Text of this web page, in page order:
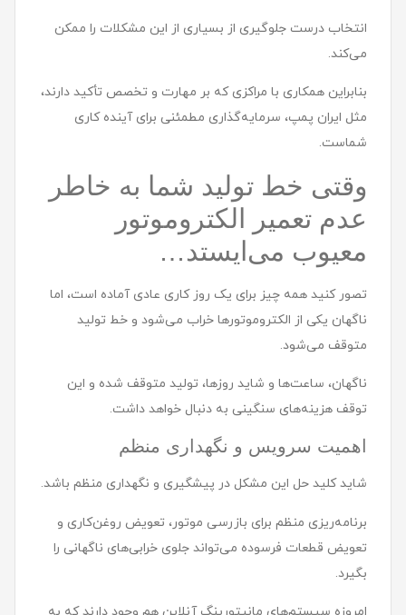
انتخاب درست جلوگیری از بسیاری از این مشکلات را ممکن
می‌کند.
بنابراین همکاری با مراکزی که بر مهارت و تخصص تأکید دارند،
مثل ایران پمپ، سرمایه‌گذاری مطمئنی برای آینده کاری
شماست.
وقتی خط تولید شما به خاطر
عدم تعمیر الکتروموتور
معیوب می‌ایستد…
تصور کنید همه چیز برای یک روز کاری عادی آماده است، اما
ناگهان یکی از الکتروموتورها خراب می‌شود و خط تولید
متوقف می‌شود.
ناگهان، ساعت‌ها و شاید روزها، تولید متوقف شده و این
توقف هزینه‌های سنگینی به دنبال خواهد داشت.
اهمیت سرویس و نگهداری منظم
شاید کلید حل این مشکل در پیشگیری و نگهداری منظم باشد.
برنامه‌ریزی منظم برای بازرسی موتور، تعویض روغن‌کاری و
تعویض قطعات فرسوده می‌تواند جلوی خرابی‌های ناگهانی را
بگیرد.